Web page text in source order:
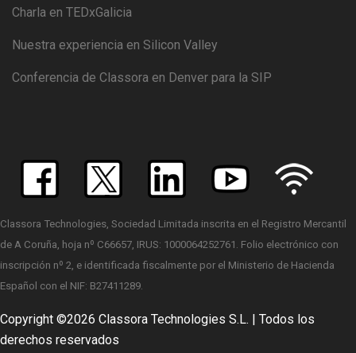
Charla en TEDxGalicia
Nuestra experiencia en Silicon Valley
Conferencia de Classora en Denver para la SIP
Classora Technologies, Sociedad Limitada inscrita en el Registro Mercantil
de A Coruña, hoja nº C66657, IRUS: 1000064252761. Folio electrónico con
inscripción nº 2, e identificada fiscalmente por el Ministerio de Hacienda
Español con el NIF: B27411289.
Copyright ©2026 Classora Technologies S.L. | Todos los
derechos reservados